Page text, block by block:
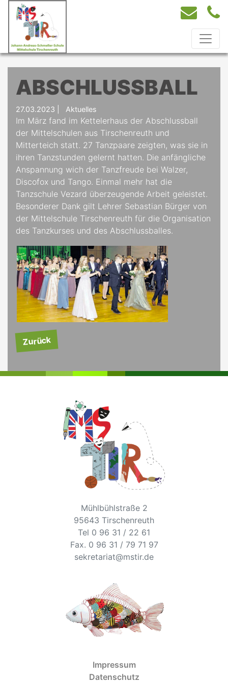
ABSCHLUSSBALL
27.03.2023 Aktuelles
Im März fand im Kettelerhaus der Abschlussball
der Mittelschulen aus Tirschenreuth und
Mitterteich statt. 27 Tanzpaare zeigten, was sie in
ihren Tanzstunden gelernt hatten. Die anfängliche
Anspannung wich der Tanzfreude bei Walzer,
Discofox und Tango. Einmal mehr hat die
Tanzschule Vezard überzeugende Arbeit geleistet.
Besonderer Dank gilt Lehrer Sebastian Bürger von
der Mittelschule Tirschenreuth für die Organisation
des Tanzkurses und des Abschlussballes.
Zurück
Mühlbühlstraße 2
95643 Tirschenreuth
Tel 0 96 31 / 22 61
Fax. 0 96 31 / 79 71 97
sekretariat@mstir.de
Impressum
Datenschutz